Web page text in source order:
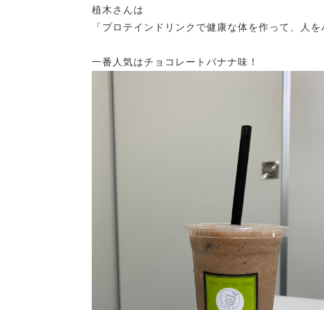
植木さんは
「プロテインドリンクで健康な体を作って、人
一番人気はチョコレートバナナ味！